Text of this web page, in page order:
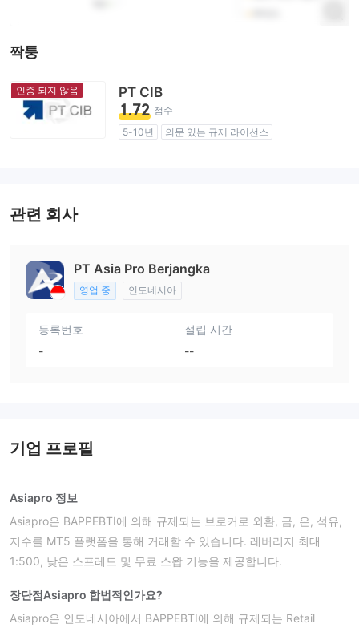
짝퉁
인증 되지 않음 PT CIB
1.72 점수
5-10년
의문 있는 규제 라이선스
관련 회사
PT Asia Pro Berjangka
영업 중 인도네시아
등록번호
-
설립 시간
--
기업 프로필
Asiapro 정보
Asiapro은 BAPPEBTI에 의해 규제되는 브로커로 외환, 금, 은, 석유,
지수를 MT5 플랫폼을 통해 거래할 수 있습니다. 레버리지 최대
1:500, 낮은 스프레드 및 무료 스왑 기능을 제공합니다.
장단점Asiapro 합법적인가요?
Asiapro은 인도네시아에서 BAPPEBTI에 의해 규제되는 Retail